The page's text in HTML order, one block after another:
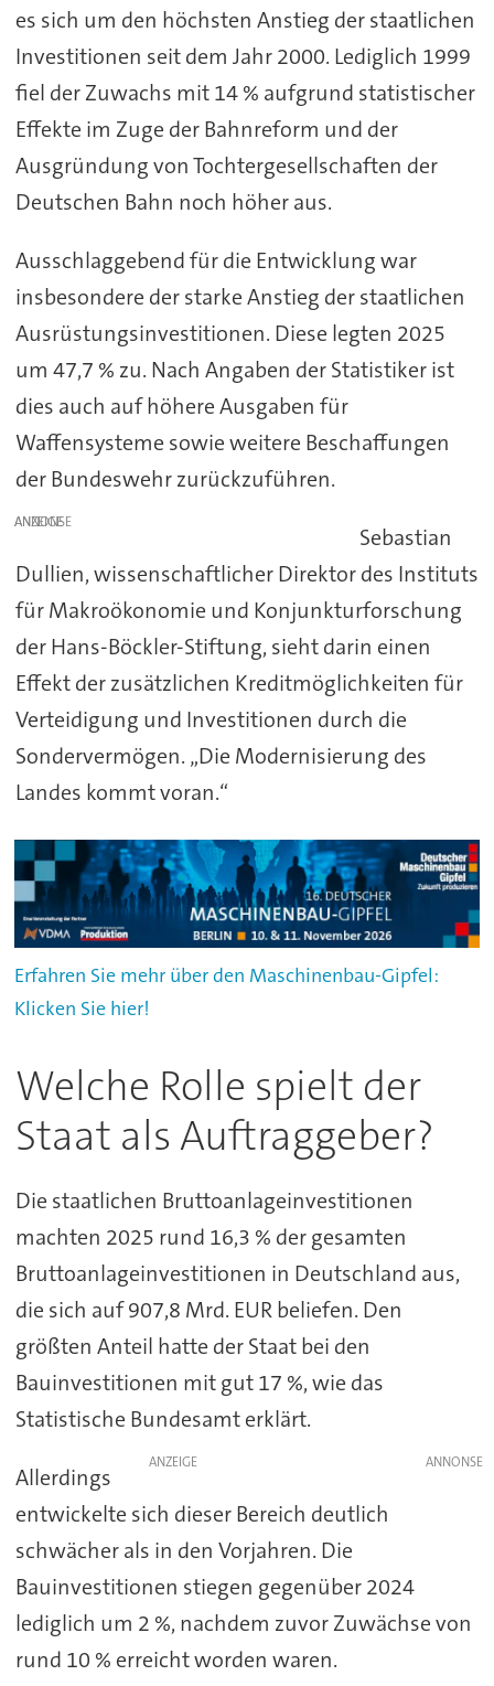
es sich um den höchsten Anstieg der staatlichen
Investitionen seit dem Jahr 2000. Lediglich 1999
fiel der Zuwachs mit 14 % aufgrund statistischer
Effekte im Zuge der Bahnreform und der
Ausgründung von Tochtergesellschaften der
Deutschen Bahn noch höher aus.
Ausschlaggebend für die Entwicklung war
insbesondere der starke Anstieg der staatlichen
Ausrüstungsinvestitionen. Diese legten 2025
um 47,7 % zu. Nach Angaben der Statistiker ist
dies auch auf höhere Ausgaben für
Waffensysteme sowie weitere Beschaffungen
der Bundeswehr zurückzuführen.
ANZEIGE
Sebastian
Dullien, wissenschaftlicher Direktor des Instituts
für Makroökonomie und Konjunkturforschung
der Hans-Böckler-Stiftung, sieht darin einen
Effekt der zusätzlichen Kreditmöglichkeiten für
Verteidigung und Investitionen durch die
Sondervermögen. „Die Modernisierung des
Landes kommt voran.“
Erfahren Sie mehr über den Maschinenbau-Gipfel:
Klicken Sie hier!
Welche Rolle spielt der
Staat als Auftraggeber?
Die staatlichen Bruttoanlageinvestitionen
machten 2025 rund 16,3 % der gesamten
Bruttoanlageinvestitionen in Deutschland aus,
die sich auf 907,8 Mrd. EUR beliefen. Den
größten Anteil hatte der Staat bei den
Bauinvestitionen mit gut 17 %, wie das
Statistische Bundesamt erklärt.
ANZEIGE
Allerdings
entwickelte sich dieser Bereich deutlich
schwächer als in den Vorjahren. Die
Bauinvestitionen stiegen gegenüber 2024
lediglich um 2 %, nachdem zuvor Zuwächse von
rund 10 % erreicht worden waren.